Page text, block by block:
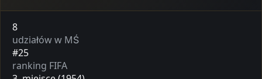
8
udziałów w MŚ
#25
ranking FIFA